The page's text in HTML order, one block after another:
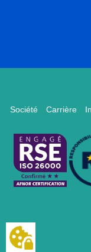
Société Carrière